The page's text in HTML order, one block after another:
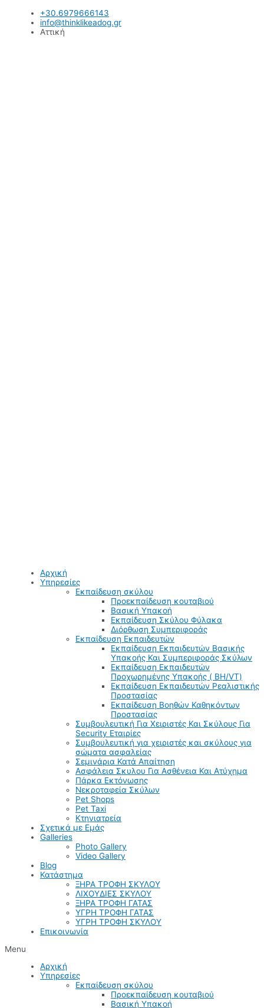
Μετάβαση
περιεχόμενο
+30.6979666143
info@thinklikeadog.gr
Αττική
Αρχική
Υπηρεσίες
Εκπαίδευση σκύλου
Προεκπαίδευση κουταβιού
Βασική Υπακοή
Εκπαίδευση Σκύλου Φύλακα
Διόρθωση Συμπεριφοράς
Εκπαίδευση Εκπαιδευτών
Εκπαίδευση Εκπαιδευτών Βασικής
Υπακοής Και Συμπεριφοράς Σκύλων
Εκπαίδευση Εκπαιδευτών
Προχωρημένης Υπακοής ( BH/VT)
Εκπαίδευση Εκπαιδευτών Ρεαλιστικής
Προστασίας
Εκπαίδευση Βοηθών Καθηκόντων
Προστασίας
Συμβουλευτική Για Χειριστές Και Σκύλους Για
Security Εταιρίες
Συμβουλευτική για χειριστές και σκύλους για
σώματα ασφαλείας
Σεμινάρια Κατά Απαίτηση
Ασφάλεια Σκυλου Για Ασθένεια Και Ατύχημα
Πάρκα Εκτόνωσης
Νεκροταφεία Σκύλων
Pet Shops
Pet Taxi
Κτηνιατρεία
Σχετικά με Εμάς
Galleries
Photo Gallery
Video Gallery
Blog
Κατάστημα
ΞΗΡΑ ΤΡΟΦΗ ΣΚΥΛΟΥ
ΛΙΧΟΥΔΙΕΣ ΣΚΥΛΟΥ
ΞΗΡΑ ΤΡΟΦΗ ΓΑΤΑΣ
ΥΓΡΗ ΤΡΟΦΗ ΓΑΤΑΣ
ΥΓΡΗ ΤΡΟΦΗ ΣΚΥΛΟΥ
Επικοινωνία
Menu
Αρχική
Υπηρεσίες
Εκπαίδευση σκύλου
Προεκπαίδευση κουταβιού
Βασική Υπακοή